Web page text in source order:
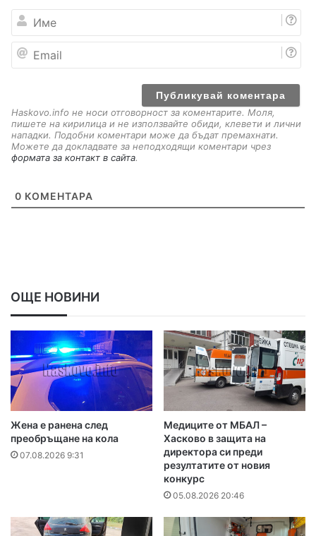
И
е
a
Haskovo.info не носи отговорност за коментарите. Моля,
пишете на кирилица и не използвайте обиди, клевети и лични
нападки. Подобни коментари може да бъдат премахнати.
Можете да докладвате за неподходящи коментари чрез
формата за контакт в сайта.
0 КОМЕНТАРА
ОЩЕ НОВИНИ
Жена е ранена след
преобръщане на кола
07.08.2026 9:31
Медиците от МБАЛ –
Хасково в защита на
директора си преди
резултатите от новия
конкурс
05.08.2026 20:46